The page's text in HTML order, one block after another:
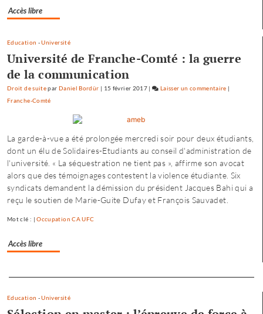
Accès libre
Education -Université
Université de Franche-Comté : la guerre
de la communication
Droit de suitepar Daniel Bordür | 15 février 2017 | Laisser un commentaire on
de
l’Université
de
Franche-
Comté
|
Franche-Comté
La garde-à-vue a été prolongée mercredi soir pour deux étudiants,
dont un élu de Solidaires-Etudiants au conseil d'administration de
l'université. « La séquestration ne tient pas », affirme son avocat
alors que des témoignages contestent la violence étudiante. Six
syndicats demandent la démission du président Jacques Bahi qui a
reçu le soutien de Marie-Guite Dufay et François Sauvadet.
Mot clé : |Occupation CA UFC
Accès libre
Education -Université